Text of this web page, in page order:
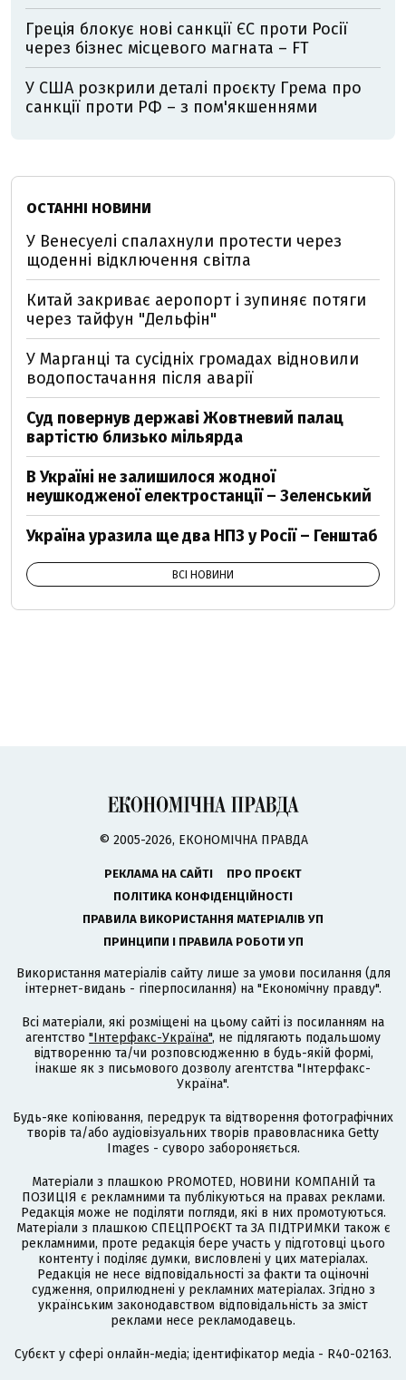
Греція блокує нові санкції ЄС проти Росії
через бізнес місцевого магната – FT
У США розкрили деталі проєкту Грема про
санкції проти РФ – з пом'якшеннями
ОСТАННІ НОВИНИ
У Венесуелі спалахнули протести через
щоденні відключення світла
Китай закриває аеропорт і зупиняє потяги
через тайфун "Дельфін"
У Марганці та сусідніх громадах відновили
водопостачання після аварії
Суд повернув державі Жовтневий палац
вартістю близько мільярда
В Україні не залишилося жодної
неушкодженої електростанції – Зеленський
Україна уразила ще два НПЗ у Росії – Генштаб
ВСІ НОВИНИ
© 2005-2026, ЕКОНОМІЧНА ПРАВДА
РЕКЛАМА НА САЙТІ
ПРО ПРОЄКТ
ПОЛІТИКА КОНФІДЕНЦІЙНОСТІ
ПРАВИЛА ВИКОРИСТАННЯ МАТЕРІАЛІВ УП
ПРИНЦИПИ І ПРАВИЛА РОБОТИ УП
Використання матеріалів сайту лише за умови посилання (для
інтернет-видань - гіперпосилання) на "Економічну правду".
Всі матеріали, які розміщені на цьому сайті із посиланням на
агентство "Інтерфакс-Україна", не підлягають подальшому
відтворенню та/чи розповсюдженню в будь-якій формі,
інакше як з письмового дозволу агентства "Інтерфакс-
Україна".
Будь-яке копіювання, передрук та відтворення фотографічних
творів та/або аудіовізуальних творів правовласника Getty
Images - суворо забороняється.
Матеріали з плашкою PROMOTED, НОВИНИ КОМПАНІЙ та
ПОЗИЦІЯ є рекламними та публікуються на правах реклами.
Редакція може не поділяти погляди, які в них промотуються.
Матеріали з плашкою СПЕЦПРОЄКТ та ЗА ПІДТРИМКИ також є
рекламними, проте редакція бере участь у підготовці цього
контенту і поділяє думки, висловлені у цих матеріалах.
Редакція не несе відповідальності за факти та оціночні
судження, оприлюднені у рекламних матеріалах. Згідно з
українським законодавством відповідальність за зміст
реклами несе рекламодавець.
Cубєкт у сфері онлайн-медіа; ідентифікатор медіа - R40-02163.